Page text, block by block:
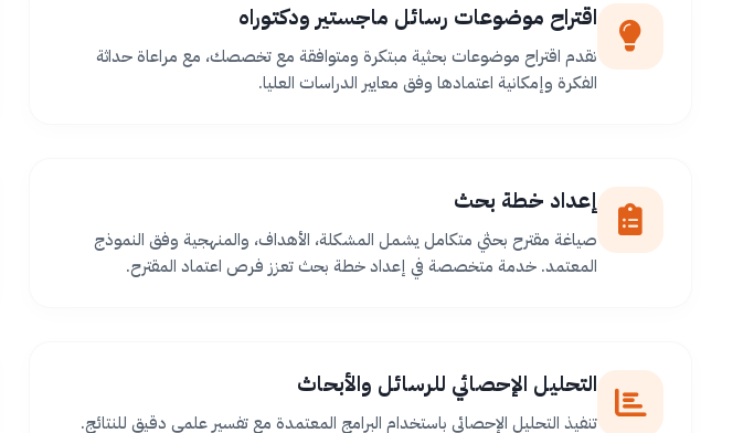
اقتراح موضوعات رسائل ماجستير ودكتوراه
نقدم اقتراح موضوعات بحثية مبتكرة ومتوافقة مع تخصصك، مع مراعاة حداثة
الفكرة وإمكانية اعتمادها وفق معايير الدراسات العليا.
إعداد خطة بحث
صياغة مقترح بحثي متكامل يشمل المشكلة، الأهداف، والمنهجية وفق النموذج
المعتمد. خدمة متخصصة في إعداد خطة بحث تعزز فرص اعتماد المقترح.
التحليل الإحصائي للرسائل والأبحاث
تنفيذ التحليل الإحصائي باستخدام البرامج المعتمدة مع تفسير علمي دقيق للنتائج.